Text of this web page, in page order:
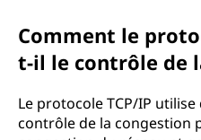
Comment le
t-il le contrôle de
Le protocole TCP/IP
contrôle de la congestion